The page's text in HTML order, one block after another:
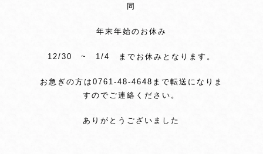
同
年末年始のお休み
12/30 ~ 1/4 までお休みとなります。
お急ぎの方は0761-48-4648まで転送になりま
すのでご連絡ください。
ありがとうございました